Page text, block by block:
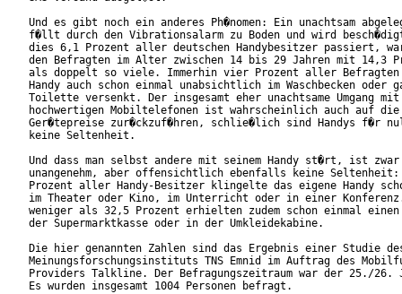
Und es gibt noch ein anderes Ph�nomen: Ein unachtsam
f�llt durch den Vibrationsalarm zu Boden und wird
dies 6,1 Prozent aller deutschen Handybesitzer passiert,
den Befragten im Alter zwischen 14 bis 29 Jahren mit 14,3
als doppelt so viele. Immerhin vier Prozent aller Befragten
Handy auch schon einmal unabsichtlich im Waschbecken oder
Toilette versenkt. Der insgesamt eher unachtsame Umgang mit
hochwertigen Mobiltelefonen ist wahrscheinlich auch auf
Ger�tepreise zur�ckzuf�hren, schlie�lich sind Handys f�r
keine Seltenheit.
Und dass man selbst andere mit seinem Handy st�rt, ist zwar
unangenehm, aber offensichtlich ebenfalls keine
Prozent aller Handy-Besitzer klingelte das eigene Handy
im Theater oder Kino, im Unterricht oder in einer
weniger als 32,5 Prozent erhielten zudem schon einmal
der Supermarktkasse oder in der Umkleidekabine.
Die hier genannten Zahlen sind das Ergebnis einer Studie
Meinungsforschungsinstituts TNS Emnid im Auftrag des
Providers Talkline. Der Befragungszeitraum war der 25./26.
Es wurden insgesamt 1004 Personen befragt.